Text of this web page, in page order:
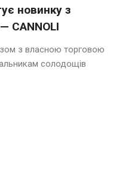
новинку з
CANNOLI
з власною торговою
солодощів